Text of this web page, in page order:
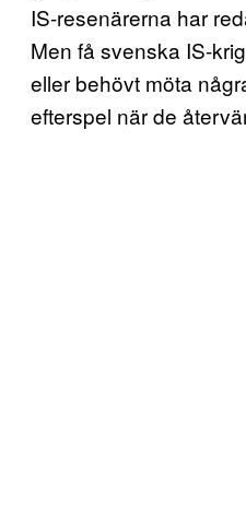
IS-resenärerna har
Men få svenska IS-
eller behövt möta
efterspel när de